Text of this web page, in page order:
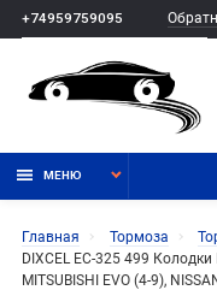
+74959759095
МЕНЮ
Главная Тормоза
DIXCEL EC-325 499
MITSUBISHI EVO (4-9),